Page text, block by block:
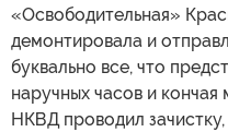
«Освободительная»
демонтировала и
буквально все, что
наручных часов и
НКВД проводил